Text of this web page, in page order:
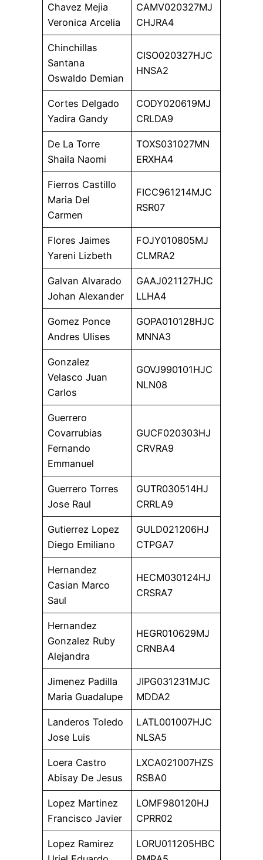
Chavez Mejia
Veronica Arcelia
CAMV020327MJ
CHJRA4
Chinchillas
Santana
Oswaldo Demian
CISO020327HJC
HNSA2
Cortes Delgado
Yadira Gandy
CODY020619MJ
CRLDA9
De La Torre
Shaila Naomi
TOXS031027MN
ERXHA4
Fierros Castillo
Maria Del
Carmen
FICC961214MJC
RSR07
Flores Jaimes
Yareni Lizbeth
FOJY010805MJ
CLMRA2
Galvan Alvarado
Johan Alexander
GAAJ021127HJC
LLHA4
Gomez Ponce
Andres Ulises
GOPA010128HJC
MNNA3
Gonzalez
Velasco Juan
Carlos
GOVJ990101HJC
NLN08
Guerrero
Covarrubias
Fernando
Emmanuel
GUCF020303HJ
CRVRA9
Guerrero Torres
Jose Raul
GUTR030514HJ
CRRLA9
Gutierrez Lopez
Diego Emiliano
GULD021206HJ
CTPGA7
Hernandez
Casian Marco
Saul
HECM030124HJ
CRSRA7
Hernandez
Gonzalez Ruby
Alejandra
HEGR010629MJ
CRNBA4
Jimenez Padilla
Maria Guadalupe
JIPG031231MJC
MDDA2
Landeros Toledo
Jose Luis
LATL001007HJC
NLSA5
Loera Castro
Abisay De Jesus
LXCA021007HZS
RSBA0
Lopez Martinez
Francisco Javier
LOMF980120HJ
CPRR02
Lopez Ramirez
LORU011205HBC